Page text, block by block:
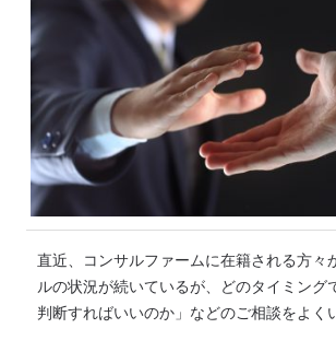
直近、コンサルファームに在籍される方々
ルの状況が続いているが、どのタイミング
判断すればいいのか」などのご相談をよく